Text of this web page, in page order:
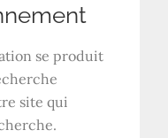
se produit
site qui